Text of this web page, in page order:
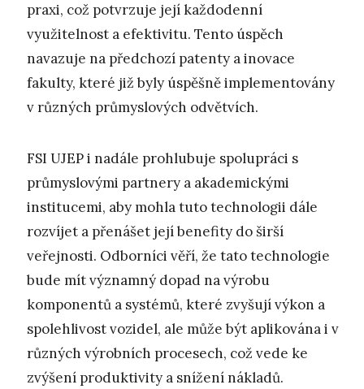
praxi, což potvrzuje její každodenní
využitelnost a efektivitu. Tento úspěch
navazuje na předchozí patenty a inovace
fakulty, které již byly úspěšně implementovány
v různých průmyslových odvětvích.
FSI UJEP i nadále prohlubuje spolupráci s
průmyslovými partnery a akademickými
institucemi, aby mohla tuto technologii dále
rozvíjet a přenášet její benefity do širší
veřejnosti. Odborníci věří, že tato technologie
bude mít významný dopad na výrobu
komponentů a systémů, které zvyšují výkon a
spolehlivost vozidel, ale může být aplikována i v
různých výrobních procesech, což vede ke
zvýšení produktivity a snížení nákladů.